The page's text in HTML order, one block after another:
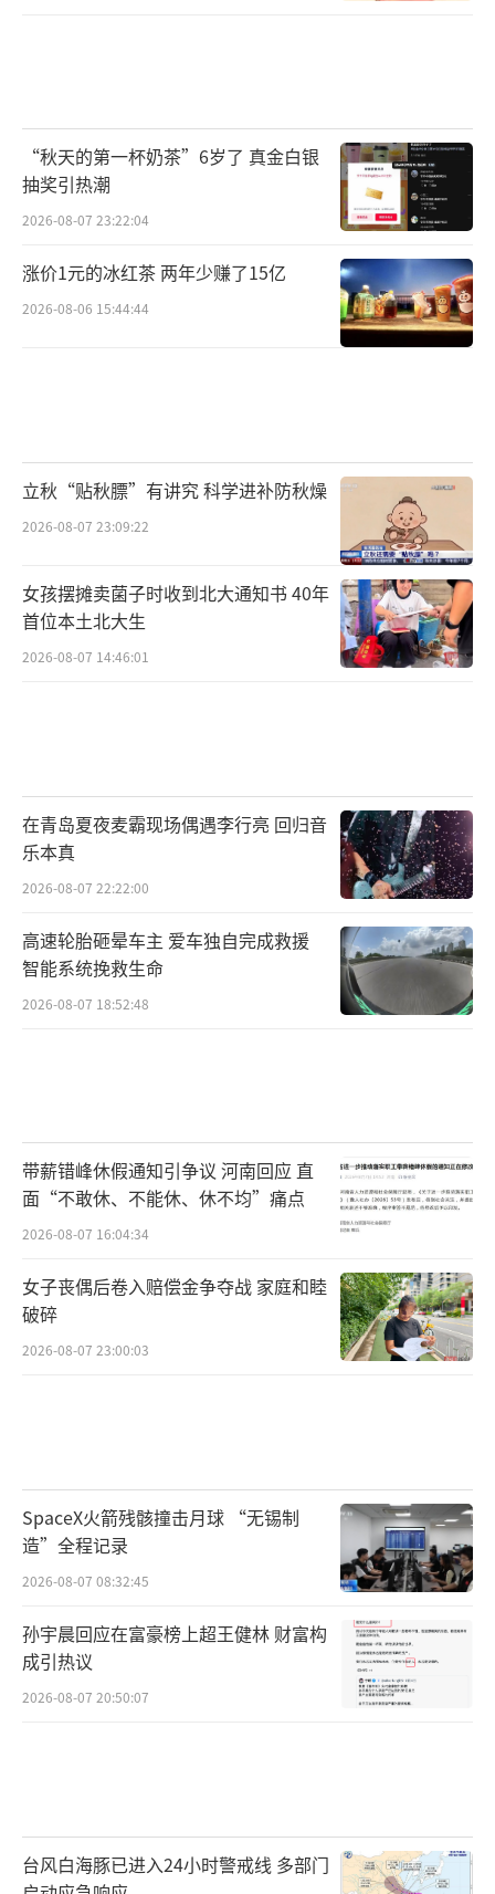
“秋天的第一杯奶茶”6岁了 真金白银
抽奖引热潮
2026-08-07 23:22:04
涨价1元的冰红茶 两年少赚了15亿
2026-08-06 15:44:44
立秋“贴秋膘”有讲究 科学进补防秋燥
2026-08-07 23:09:22
女孩摆摊卖菌子时收到北大通知书 40年
首位本土北大生
2026-08-07 14:46:01
在青岛夏夜麦霸现场偶遇李行亮 回归音
乐本真
2026-08-07 22:22:00
高速轮胎砸晕车主 爱车独自完成救援
智能系统挽救生命
2026-08-07 18:52:48
带薪错峰休假通知引争议 河南回应 直
面“不敢休、不能休、休不均”痛点
2026-08-07 16:04:34
女子丧偶后卷入赔偿金争夺战 家庭和睦
破碎
2026-08-07 23:00:03
SpaceX火箭残骸撞击月球 “无锡制
造”全程记录
2026-08-07 08:32:45
孙宇晨回应在富豪榜上超王健林 财富构
成引热议
2026-08-07 20:50:07
台风白海豚已进入24小时警戒线 多部门